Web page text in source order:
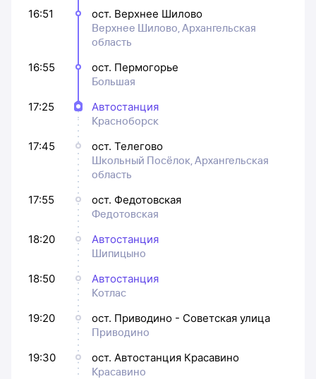
16:51
ост. Верхнее Шилово
Верхнее Шилово, Архангельская
область
16:55
ост. Пермогорье
Большая
17:25
Автостанция
Красноборск
17:45
ост. Телегово
Школьный Посёлок, Архангельская
область
17:55
ост. Федотовская
Федотовская
18:20
Автостанция
Шипицыно
18:50
Автостанция
Котлас
19:20
ост. Приводино - Советская улица
Приводино
19:30
ост. Автостанция Красавино
Красавино